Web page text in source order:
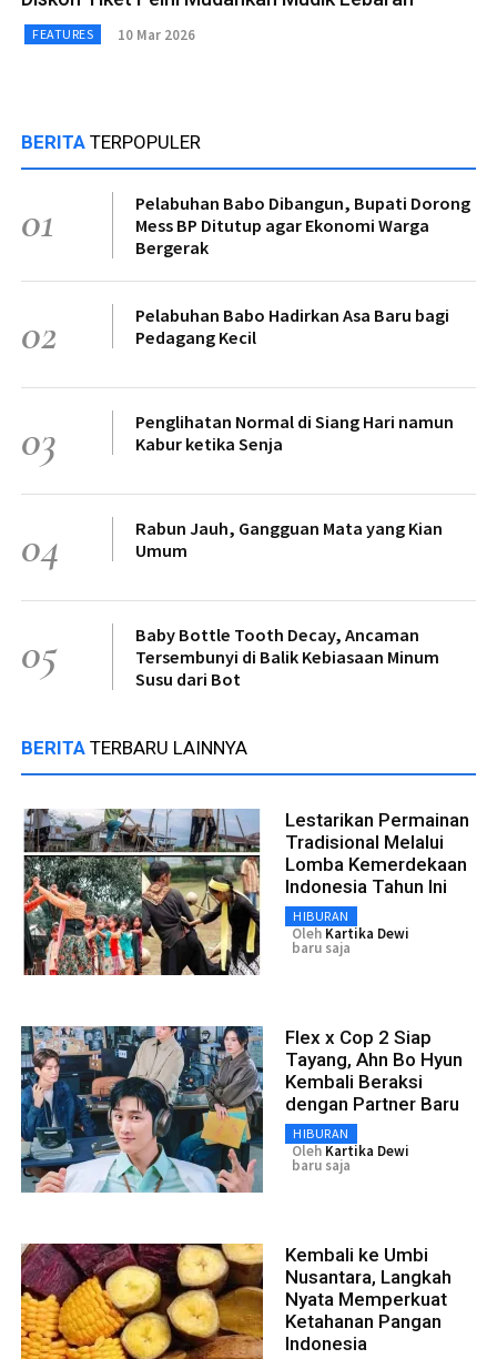
FEATURES 10 Mar 2026
BERITA TERPOPULER
01
Pelabuhan Babo Dibangun, Bupati Dorong
Mess BP Ditutup agar Ekonomi Warga
Bergerak
02
Pelabuhan Babo Hadirkan Asa Baru bagi
Pedagang Kecil
03
Penglihatan Normal di Siang Hari namun
Kabur ketika Senja
04
Rabun Jauh, Gangguan Mata yang Kian
Umum
05
Baby Bottle Tooth Decay, Ancaman
Tersembunyi di Balik Kebiasaan Minum
Susu dari Bot
BERITA TERBARU LAINNYA
Lestarikan Permainan
Tradisional Melalui
Lomba Kemerdekaan
Indonesia Tahun Ini
HIBURAN
Oleh Kartika Dewi
baru saja
Flex x Cop 2 Siap
Tayang, Ahn Bo Hyun
Kembali Beraksi
dengan Partner Baru
HIBURAN
Oleh Kartika Dewi
baru saja
Kembali ke Umbi
Nusantara, Langkah
Nyata Memperkuat
Ketahanan Pangan
Indonesia